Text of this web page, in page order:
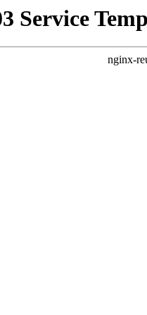
Service
nginx-